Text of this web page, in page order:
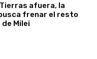
afuera, la
frenar el resto
Milei